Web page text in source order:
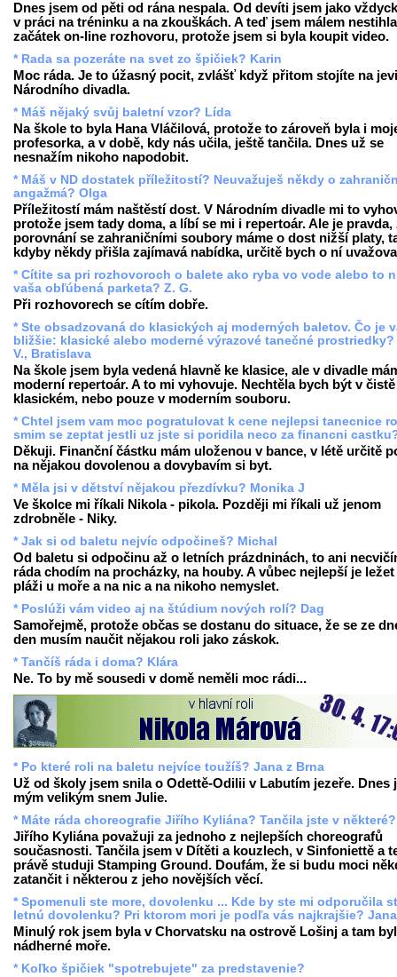
Dnes jsem od pěti od rána nespala. Od devíti jsem jako
v práci na tréninku a na zkouškách. A teď jsem málem nestihla
začátek on-line rozhovoru, protože jsem si byla koupit video.
* Rada sa pozeráte na svet zo špičiek? Karin
Moc ráda. Je to úžasný pocit, zvlášť když přitom stojíte na
Národního divadla.
* Máš nějaký svůj baletní vzor? Lída
Na škole to byla Hana Vláčilová, protože to zároveň byla i
profesorka, a v době, kdy nás učila, ještě tančila. Dnes už se
nesnažím nikoho napodobit.
* Máš v ND dostatek příležitostí? Neuvažuješ někdy o
angažmá? Olga
Příležitostí mám naštěstí dost. V Národním divadle mi to
protože jsem tady doma, a líbí se mi i repertoár. Ale je pravda,
porovnání se zahraničními soubory máme o dost nižší platy,
kdyby někdy přišla zajímavá nabídka, určitě bych o ní
* Cítite sa pri rozhovoroch o balete ako ryba vo vode alebo to
vaša obľúbená parketa? Z. G.
Při rozhovorech se cítím dobře.
* Ste obsadzovaná do klasických aj moderných baletov. Čo je
bližšie: klasické alebo moderné výrazové tanečné prostriedky?
V., Bratislava
Na škole jsem byla vedená hlavně ke klasice, ale v divadle
moderní repertoár. A to mi vyhovuje. Nechtěla bych být v čistě
klasickém, nebo pouze v moderním souboru.
* Chtel jsem vam moc pogratulovat k cene nejlepsi tanecnice
smim se zeptat jestli uz jste si poridila neco za financni
Děkuji. Finanční částku mám uloženou v bance, v létě určitě
na nějakou dovolenou a dovybavím si byt.
* Měla jsi v dětství nějakou přezdívku? Monika J
Ve školce mi říkali Nikola - pikola. Později mi říkali už jenom
zdrobněle - Niky.
* Jak si od baletu nejvíc odpočineš? Michal
Od baletu si odpočinu až o letních prázdninách, to ani
ráda chodím na procházky, na houby. A vůbec nejlepší je ležet
pláži u moře a na nic a na nikoho nemyslet.
* Poslúži vám video aj na štúdium nových rolí? Dag
Samořejmě, protože občas se dostanu do situace, že se ze
den musím naučit nějakou roli jako záskok.
* Tančíš ráda i doma? Klára
Ne. To by mě sousedi v domě neměli moc rádi...
* Po které roli na baletu nejvíce toužíš? Jana z Brna
Už od školy jsem snila o Odettě-Odilii v Labutím jezeře. Dnes
mým velikým snem Julie.
* Máte ráda choreografie Jiřího Kyliána? Tančila jste v některé?
Jiřího Kyliána považuji za jednoho z nejlepších choreografů
současnosti. Tančila jsem v Dítěti a kouzlech, v Sinfoniettě a
právě studuji Stamping Ground. Doufám, že si budu moci
zatančit i některou z jeho novějších věcí.
* Spomenuli ste more, dovolenku ... Kde by ste mi odporučila
letnú dovolenku? Pri ktorom mori je podľa vás najkrajšie?
Minulý rok jsem byla v Chorvatsku na ostrově Lošinj a tam
nádherné moře.
* Koľko špičiek "spotrebujete" za predstavenie?